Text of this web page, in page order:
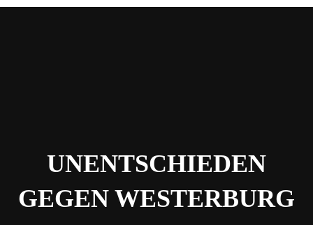
UNENTSCHIEDEN
GEGEN WESTERBURG